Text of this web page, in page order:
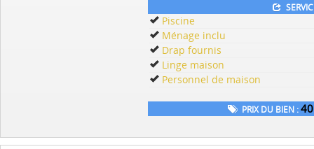
Piscine
Ménage inclu
Drap fournis
Linge maison
Personnel de maison
PRIX DU BIEN :